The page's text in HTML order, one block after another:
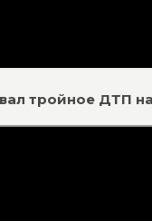
тройное ДТП